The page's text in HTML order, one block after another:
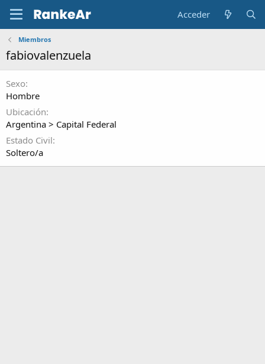
Acceder
Miembros
fabiovalenzuela
Sexo
Hombre
Ubicación
Argentina > Capital Federal
Estado Civil
Soltero/a